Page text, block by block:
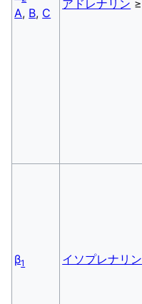
A, B, C
アドレナリン ≥
β1 イソプレナリン